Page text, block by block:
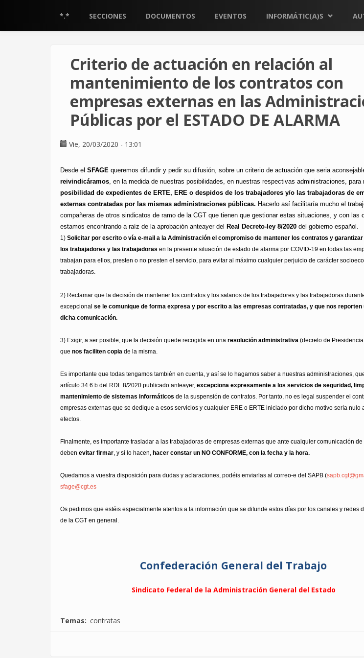
*.* SECCIONES DOCUMENTOS EVENTOS INFORMÁTIC(A)S
Criterio de actuación en relación al
mantenimiento de los contratos con
empresas externas en las
Públicas por el ESTADO DE ALARMA
Vie, 20/03/2020 - 13:01
Desde el SFAGE queremos difundir y pedir su difusión, sobre un criterio de actuación que seria
reivindicáramos, en la medida de nuestras posibilidades, en nuestras respectivas administraciones, para
posibilidad de expedientes de ERTE, ERE o despidos de los trabajadores y/o las trabajadoras de
externas contratadas por las mismas administraciones públicas. Hacerlo así facilitaría mucho el
compañeras de otros sindicatos de ramo de la CGT que tienen que gestionar estas situaciones, y con las
estamos encontrando a raíz de la aprobación anteayer del Real Decreto-ley 8/2020 del gobierno español.
1) Solicitar por escrito o vía e-mail a la Administración el compromiso de mantener los contratos y
los trabajadores y las trabajadoras en la presente situación de estado de alarma por COVID-19 en todas las
trabajan para ellos, presten o no presten el servicio, para evitar al máximo cualquier perjuicio de carácter
trabajadoras.
2) Reclamar que la decisión de mantener los contratos y los salarios de los trabajadores y las trabajadoras
excepcional se le comunique de forma expresa y por escrito a las empresas contratadas, y que nos reporten
dicha comunicación.
3) Exigir, a ser posible, que la decisión quede recogida en una resolución administrativa (decreto de
que nos faciliten copia de la misma.
Es importante que todas tengamos también en cuenta, y así se lo hagamos saber a nuestras administraciones,
artículo 34.6.b del RDL 8/2020 publicado anteayer, excepciona expresamente a los servicios de seguridad,
mantenimiento de sistemas informáticos de la suspensión de contratos. Por tanto, no es legal suspender el
empresas externas que se dedique a esos servicios y cualquier ERE o ERTE iniciado por dicho motivo sería nulo
efectos.
Finalmente, es importante trasladar a las trabajadoras de empresas externas que ante cualquier comunicación
deben evitar firmar, y si lo hacen, hacer constar un NO CONFORME, con la fecha y la hora.
Quedamos a vuestra disposición para dudas y aclaraciones, podéis enviarlas al correo-e del SAPB (
sfage@cgt.es
Os pedimos que estéis especialmente atentos a la información que se difunde estos días por los canales y redes
de la CGT en general.
Confederación General del Trabajo
Sindicato Federal de la Administración General del Estado
Temas contratas